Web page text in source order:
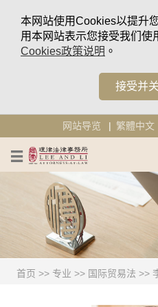
本网站使用Cookies以提升
用本网站表示您接受我们使
Cookies政策说明 。
接受并
网站导览 繁體中文
首页 >> 专业 >> 国际贸易法 >>